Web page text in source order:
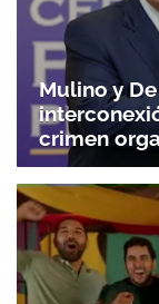
Mulino y
crimen